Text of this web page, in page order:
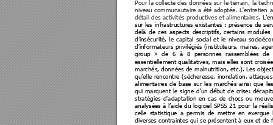
Pour la collecte des données sur le terrain, la
niveau communautaire a été adoptée. L'entretien
détail des activités productives et alimentaires.
sur les infrastructures existantes : présence de
delà de ces aspects descriptifs, certains modules
d’insécurité, le capital socia et le niveau socioéc
d’informateurs privilégiés (instituteurs, maires, a
group  » de 6  à 8  personnes rassemblées  de
essentiellement qualitatives, mais elles sont
marchés, données de malnutrition, etc.). Les
qu’elle rencontre (sécheresse, inondation, attaques
alimentaires de base sur les marchés ainsi que
qui marquent le signe d’un début de crise: déca
stratégies d'adaptation en cas de chocs ou mo
analysées à l’aide du logiciel SPSS 21 pour la réa
celle statistique a permis de mettre en exergue
diverses contraintes qui se présentent à eux et de